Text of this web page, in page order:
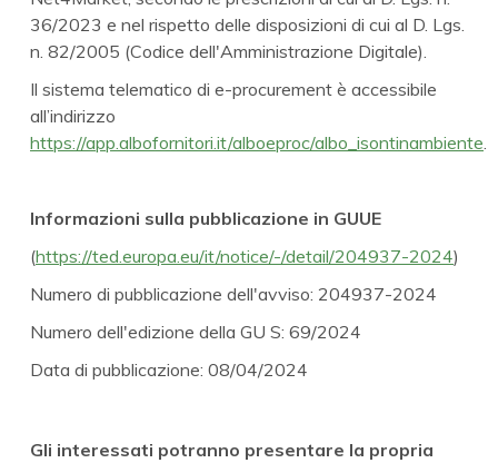
36/2023 e nel rispetto delle disposizioni di cui al D. Lgs.
n. 82/2005 (Codice dell'Amministrazione Digitale).
Il sistema telematico di e-procurement è accessibile
all’indirizzo
https://app.albofornitori.it/alboeproc/albo_isontinambiente
Informazioni sulla pubblicazione in GUUE
(https://ted.europa.eu/it/notice/-/detail/204937-2024)
Numero di pubblicazione dell'avviso: 204937-2024
Numero dell'edizione della GU S: 69/2024
Data di pubblicazione: 08/04/2024
Gli interessati potranno presentare la propria